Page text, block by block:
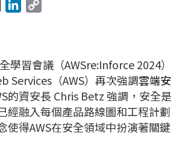
a
d
s
e
d
I
n
L
i
n
k
學習會議（AWSre:Inforce 2024）
Services（AWS）再次強調雲端安
的資安長 Chris Betz 強調，安全是
經融入每個產品路線圖和工程計劃
使得AWS在安全領域中扮演著關鍵